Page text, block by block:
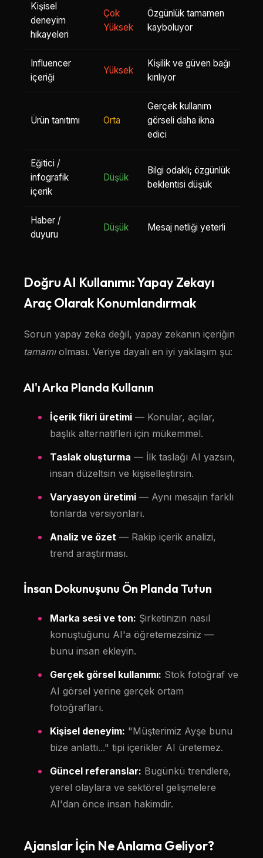
Kişisel
deneyim
hikayeleri
Çok
Yüksek
Özgünlük tamamen
kayboluyor
Influencer
içeriği
Yüksek
Kişilik ve güven bağı
kırılıyor
Ürün tanıtımı Orta
Gerçek kullanım
görseli daha ikna
edici
Eğitici /
infografik
içerik
Düşük
Bilgi odaklı; özgünlük
beklentisi düşük
Haber /
duyuru
Düşük Mesaj netliği yeterli
Doğru AI Kullanımı: Yapay Zekayı
Araç Olarak Konumlandırmak
Sorun yapay zeka değil, yapay zekanın içeriğin
tamamıolması. Veriye dayalı en iyi yaklaşım şu:
AI'ı Arka Planda Kullanın
İçerik fikri üretimi — Konular, açılar,
başlık alternatifleri için mükemmel.
Taslak oluşturma — İlk taslağı AI yazsın,
insan düzeltsin ve kişiselleştirsin.
Varyasyon üretimi — Aynı mesajın farklı
tonlarda versiyonları.
Analiz ve özet — Rakip içerik analizi,
trend araştırması.
İnsan Dokunuşunu Ön Planda Tutun
Marka sesi ve ton: Şirketinizin nasıl
konuştuğunu AI'a öğretemezsiniz —
bunu insan ekleyin.
Gerçek görsel kullanımı: Stok fotoğraf ve
AI görsel yerine gerçek ortam
fotoğrafları.
Kişisel deneyim: "Müşterimiz Ayşe bunu
bize anlattı..." tipi içerikler AI üretemez.
Güncel referanslar: Bugünkü trendlere,
yerel olaylara ve sektörel gelişmelere
AI'dan önce insan hakimdir.
Ajanslar İçin Ne Anlama Geliyor?